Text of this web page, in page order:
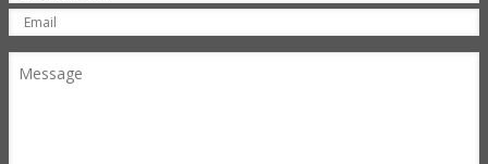
Email
Message